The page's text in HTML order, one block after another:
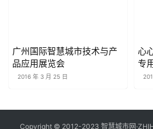
广州国际智慧城市技术与产
品应用展览会
2016 年 3 月 25 日
心
专
高
Copyright © 2012-2023 智慧城市网